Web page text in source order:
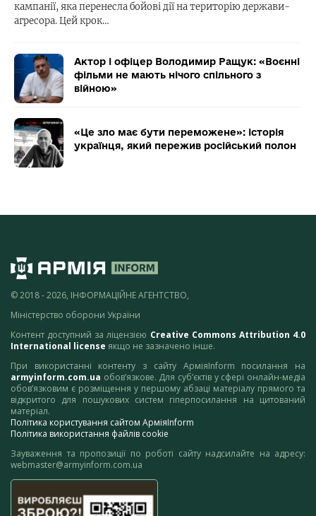
кампанії, яка перенесла бойові дії на територію держави-
агресора. Цей крок…
Актор і офіцер Володимир Ращук: «Воєнні
фільми не мають нічого спільного з
війною»
«Це зло має бути переможене»: історія
українця, який пережив російський полон
© 2018 - 2026, ІНФОРМАЦІЙНЕ АГЕНТСТВО,
Міністерство оборони України
Контент доступний за ліцензією Creative Commons Attribution 4.0
International license якщо не зазначено інше.
При використанні контенту з сайту АрміяInform посилання на
armyinform.com.ua обов’язкове. Для суб’єктів у сфері онлайн-медіа
обов’язковим є розміщення у першому абзаці матеріалу прямого та
відкритого для пошукових систем гіперпосилання на цитований
матеріал.
Політика користування сайтом АрміяInform
Політика використання файлів cookie
Зауваження та пропозиції по роботі сайту надсилайте на адресу:
webmaster@armyinform.com.ua